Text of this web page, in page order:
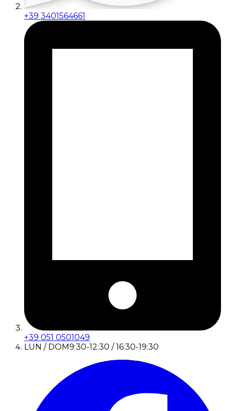
+39 3401564661
+39 051 0501049
LUN / DOM9:30-12:30 / 16:30-19:30